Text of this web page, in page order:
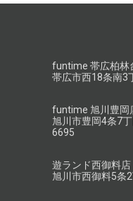
funtime 帯広柏林
帯広市西18条南3
funtime 旭川豊岡
旭川市豊岡4条7
6695
遊ランド西御料店
旭川市西御料5条